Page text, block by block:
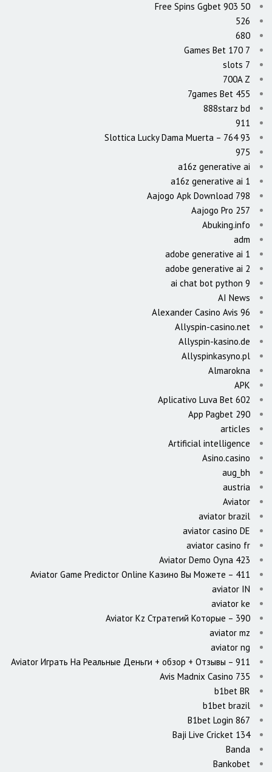
50 Free Spins Ggbet 903
526
680
7 Games Bet 170
7 slots
700A Z
7games Bet 455
888starz bd
911
93 Slottica Lucky Dama Muerta – 764
975
a16z generative ai
a16z generative ai 1
Aajogo Apk Download 798
Aajogo Pro 257
Abuking.info
adm
adobe generative ai 1
adobe generative ai 2
ai chat bot python 9
AI News
Alexander Casino Avis 96
Allyspin-casino.net
Allyspin-kasino.de
Allyspinkasyno.pl
Almarokna
APK
Aplicativo Luva Bet 602
App Pagbet 290
articles
Artificial intelligence
Asino.casino
aug_bh
austria
Aviator
aviator brazil
aviator casino DE
aviator casino fr
Aviator Demo Oyna 423
Aviator Game Predictor Online Казино Вы Можете – 411
aviator IN
aviator ke
Aviator Kz Стратегий Которые – 390
aviator mz
aviator ng
Aviator Играть На Реальные Деньги + обзор + Отзывы – 911
Avis Madnix Casino 735
b1bet BR
b1bet brazil
B1bet Login 867
Baji Live Cricket 134
Banda
Bankobet